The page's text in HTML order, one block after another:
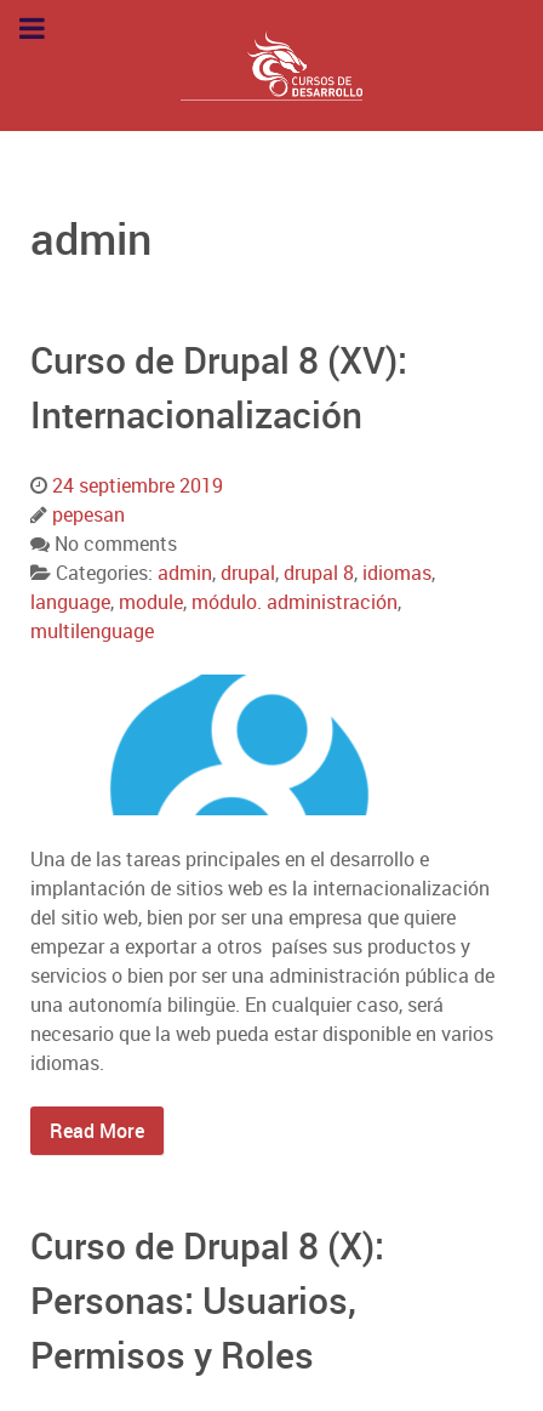
admin
Curso de Drupal 8 (XV):
Internacionalización
24 septiembre 2019
pepesan
No comments
Categories: admin,drupal,drupal 8, idiomas,
language, module, módulo. administración,
multilenguage
Una de las tareas principales en el desarrollo e
implantación de sitios web es la internacionalización
del sitio web, bien por ser una empresa que quiere
empezar a exportar a otros países sus productos y
servicios o bien por ser una administración pública de
una autonomía bilingüe. En cualquier caso, será
necesario que la web pueda estar disponible en varios
idiomas.
Read More
Curso de Drupal 8 (X):
Personas: Usuarios,
Permisos y Roles